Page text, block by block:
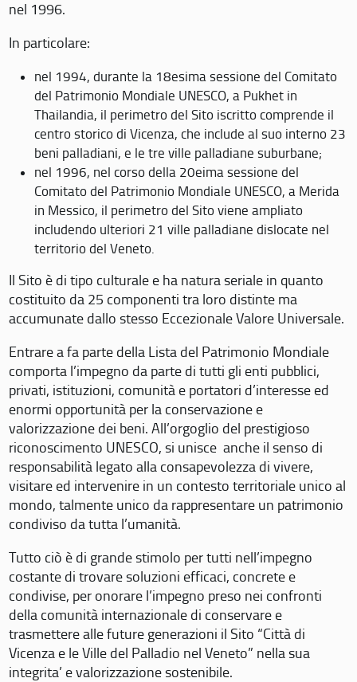
nel 1996.
In particolare:
nel 1994, durante la 18esima sessione del Comitato
del Patrimonio Mondiale UNESCO, a Pukhet in
Thailandia, il perimetro del Sito iscritto comprende il
centro storico di Vicenza, che include al suo interno 23
beni palladiani, e le tre ville palladiane suburbane;
nel 1996, nel corso della 20eima sessione del
Comitato del Patrimonio Mondiale UNESCO, a Merida
in Messico, il perimetro del Sito viene ampliato
includendo ulteriori 21 ville palladiane dislocate nel
territorio del Veneto.
Il Sito è di tipo culturale e ha natura seriale in quanto
costituito da 25 componenti tra loro distinte ma
accumunate dallo stesso Eccezionale Valore Universale.
Entrare a fa parte della Lista del Patrimonio Mondiale
comporta l’impegno da parte di tutti gli enti pubblici,
privati, istituzioni, comunità e portatori d’interesse ed
enormi opportunità per la conservazione e
valorizzazione dei beni. All’orgoglio del prestigioso
riconoscimento UNESCO, si unisce anche il senso di
responsabilità legato alla consapevolezza di vivere,
visitare ed intervenire in un contesto territoriale unico al
mondo, talmente unico da rappresentare un patrimonio
condiviso da tutta l’umanità.
Tutto ciò è di grande stimolo per tutti nell’impegno
costante di trovare soluzioni efficaci, concrete e
condivise, per onorare l’impegno preso nei confronti
della comunità internazionale di conservare e
trasmettere alle future generazioni il Sito “Città di
Vicenza e le Ville del Palladio nel Veneto” nella sua
integrita’ e valorizzazione sostenibile.